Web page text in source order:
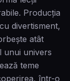
Producția
divertisment,
atât
unui univers
teme
într-o